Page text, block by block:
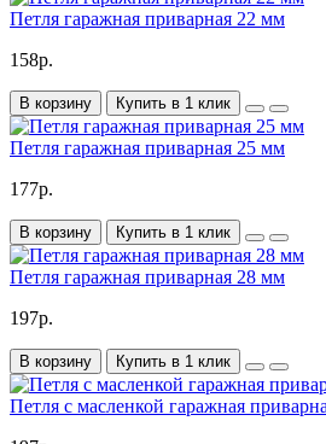
Петля гаражная приварная 22 мм
158р.
В корзину Купить в 1 клик
Петля гаражная приварная 25 мм
177р.
В корзину Купить в 1 клик
Петля гаражная приварная 28 мм
197р.
В корзину Купить в 1 клик
Петля с масленкой гаражная